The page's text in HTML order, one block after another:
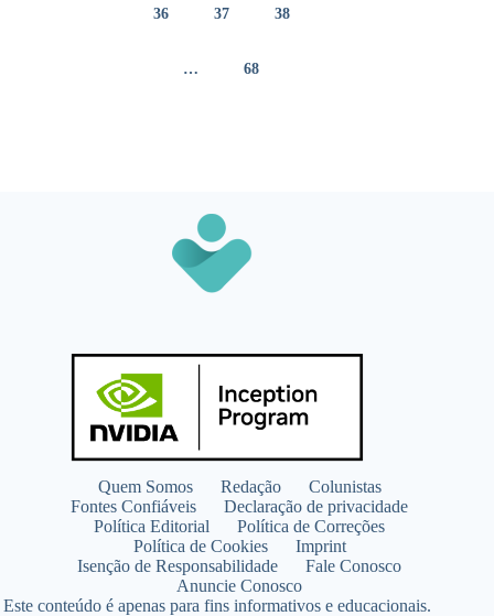
36 37 38
… 68
Quem Somos Redação
Colunistas
Fontes Confiáveis
Declaração de privacidade
Política Editorial
Política de Correções
Política de Cookies
Imprint
Isenção de Responsabilidade
Fale Conosco
Anuncie Conosco
Este conteúdo é apenas para fins informativos e educacionais.